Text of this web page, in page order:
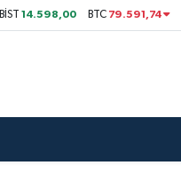
BİST14.598,00 BTC 79.591,74